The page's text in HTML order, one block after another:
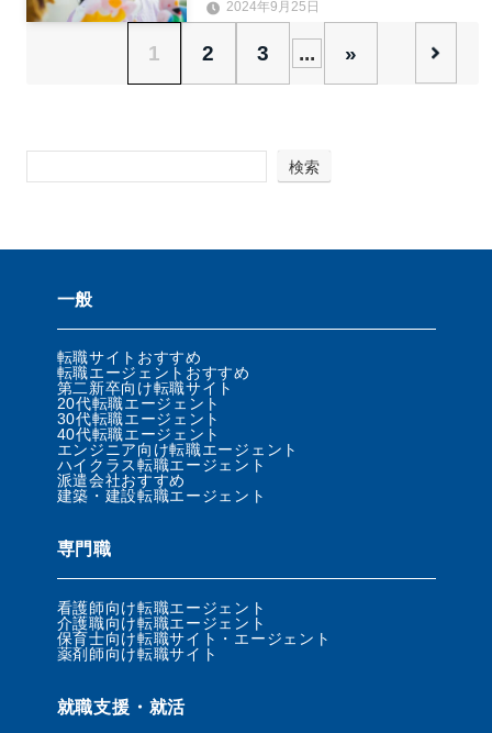
2024年9月25日
1 2 3 ... »
検索
一般
転職サイトおすすめ
転職エージェントおすすめ
第二新卒向け転職サイト
20代転職エージェント
30代転職エージェント
40代転職エージェント
エンジニア向け転職エージェント
ハイクラス転職エージェント
派遣会社おすすめ
建築・建設転職エージェント
専門職
看護師向け転職エージェント
介護職向け転職エージェント
保育士向け転職サイト・エージェント
薬剤師向け転職サイト
就職支援・就活